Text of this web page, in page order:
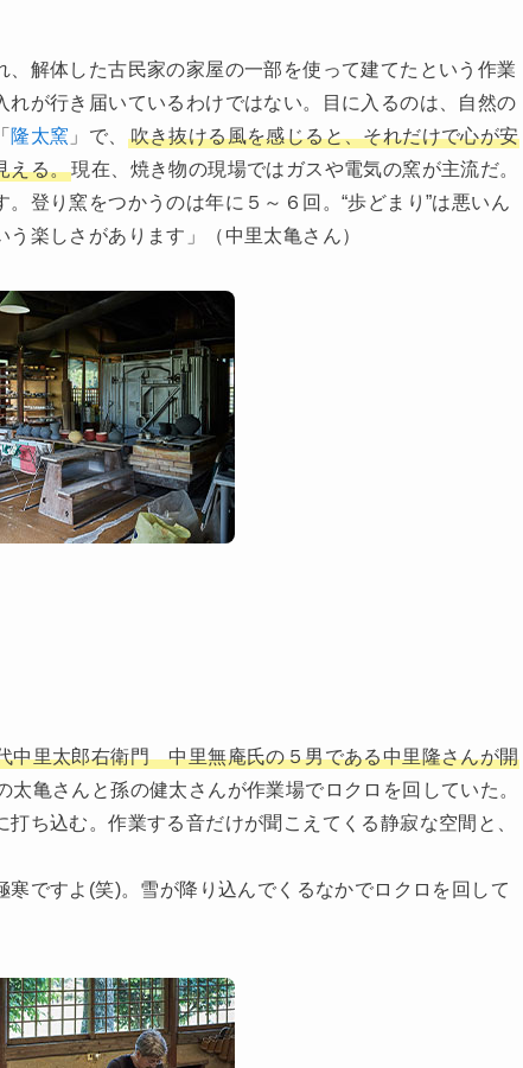
解体した古民家の家屋の一部を使って建てたという作業
が行き届いているわけではない。目に入るのは、自然の
隆太窯 」で、
吹き抜ける風を感じると、それだけで心が安
える。現在、焼き物の現場ではガスや電気の窯が主流だ。
登り窯をつかうのは年に５～６回。“歩どまり”は悪いん
楽しさがあります」（中里太亀さん）
中里太郎右衛門 中里無庵氏の５男である中里隆さんが開
亀さんと孫の健太さんが作業場でロクロを回していた。
ち込む。作業する音だけが聞こえてくる静寂な空間と、
寒ですよ(笑)。雪が降り込んでくるなかでロクロを回して